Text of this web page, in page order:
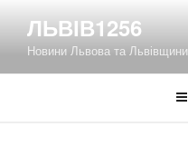
вмісту
ЛЬВІВ1256
Новини Львова та Львівщини